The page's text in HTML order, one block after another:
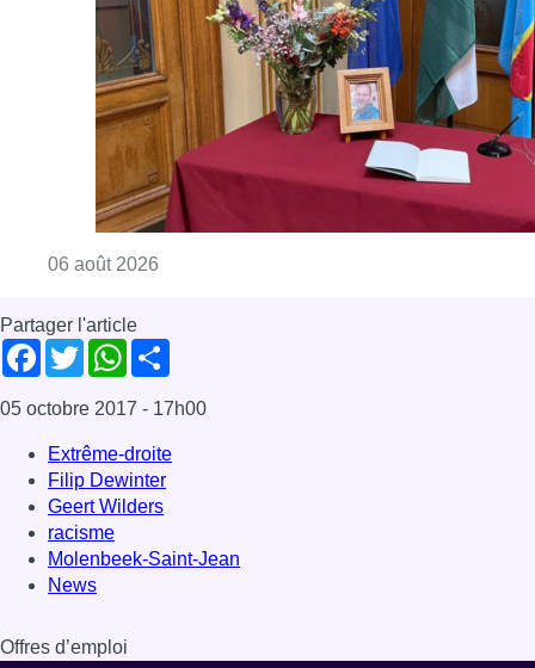
06 août 2026
Partager l'article
Facebook
TwitterWhatsApp
05 octobre 2017 - 17h00
Extrême-droite
Filip Dewinter
Geert Wilders
racisme
Molenbeek-Saint-Jean
News
Offres d’emploi